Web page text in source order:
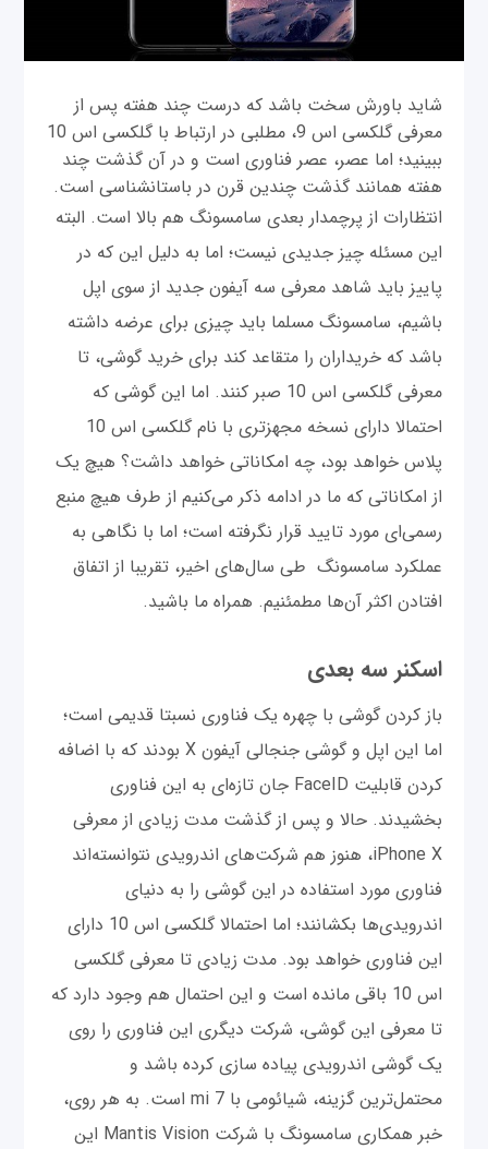
شاید باورش سخت باشد که درست چند هفته پس از
معرفی گلکسی اس 9، مطلبی در ارتباط با گلکسی اس 10
ببینید؛ اما عصر، عصر فناوری است و در آن گذشت چند
هفته همانند گذشت چندین قرن در باستانشناسی است.
انتظارات از پرچمدار بعدی سامسونگ هم بالا است. البته
این مسئله چیز جدیدی نیست؛ اما به دلیل این که در
پاییز باید شاهد معرفی سه آیفون جدید از سوی اپل
باشیم، سامسونگ مسلما باید چیزی برای عرضه داشته
باشد که خریداران را متقاعد کند برای خرید گوشی، تا
معرفی گلکسی اس 10 صبر کنند. اما این گوشی که
احتمالا دارای نسخه مجهزتری با نام گلکسی اس 10
پلاس خواهد بود، چه امکاناتی خواهد داشت؟ هیچ یک
از امکاناتی که ما در ادامه ذکر می‌کنیم از طرف هیچ منبع
رسمی‌ای مورد تایید قرار نگرفته است؛ اما با نگاهی به
عملکرد سامسونگ طی سال‌های اخیر، تقریبا از اتفاق
افتادن اکثر آن‌ها مطمئنیم. همراه ما باشید.
اسکنر سه بعدی
باز کردن گوشی با چهره یک فناوری نسبتا قدیمی است؛
اما این اپل و گوشی جنجالی آیفون X بودند که با اضافه
کردن قابلیت FaceID جان تازه‌ای به این فناوری
بخشیدند. حالا و پس از گذشت مدت زیادی از معرفی
iPhone X، هنوز هم شرکت‌های اندرویدی نتوانسته‌اند
فناوری مورد استفاده در این گوشی را به دنیای
اندرویدی‌ها بکشانند؛ اما احتمالا گلکسی اس 10 دارای
این فناوری خواهد بود. مدت زیادی تا معرفی گلکسی
اس 10 باقی مانده است و این احتمال هم وجود دارد که
تا معرفی این گوشی، شرکت دیگری این فناوری را روی
یک گوشی اندرویدی پیاده سازی کرده باشد و
محتمل‌ترین گزینه، شیائومی با mi 7 است. به هر روی،
خبر همکاری سامسونگ با شرکت Mantis Vision این